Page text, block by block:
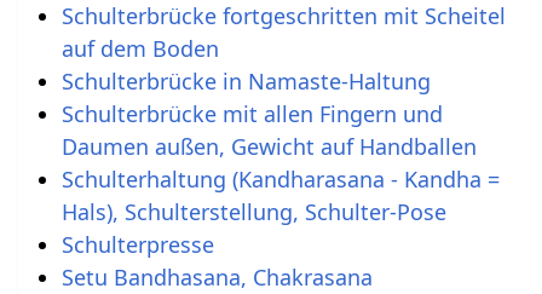
Schulterbrücke fortgeschritten mit Scheitel
auf dem Boden
Schulterbrücke in Namaste-Haltung
Schulterbrücke mit allen Fingern und
Daumen außen, Gewicht auf Handballen
Schulterhaltung (Kandharasana - Kandha =
Hals), Schulterstellung, Schulter-Pose
Schulterpresse
Setu Bandhasana, Chakrasana